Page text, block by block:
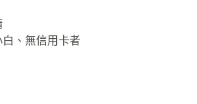
、無信用卡者